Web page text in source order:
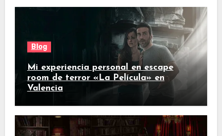
Blog
Mi experiencia personal en escape
room de terror «La Película» en
Valencia